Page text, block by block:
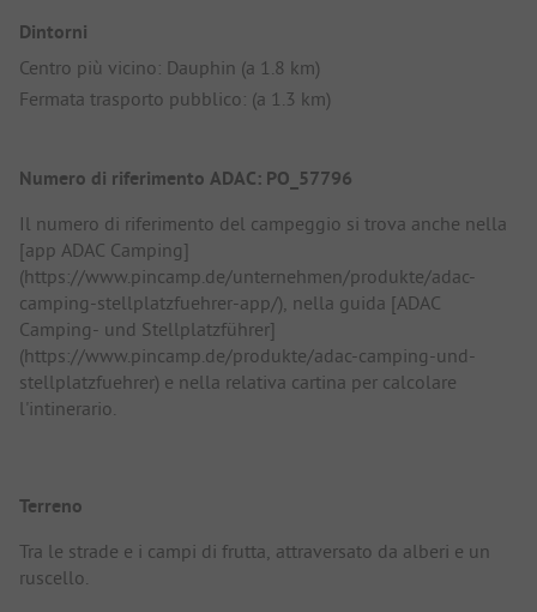
Dintorni
Centro più vicino: Dauphin (a 1.8 km)
Fermata trasporto pubblico: (a 1.3 km)
Numero di riferimento ADAC: PO_57796
Il numero di riferimento del campeggio si trova anche nella
[app ADAC Camping]
(https://www.pincamp.de/unternehmen/produkte/adac-
camping-stellplatzfuehrer-app/), nella guida [ADAC
Camping- und Stellplatzführer]
(https://www.pincamp.de/produkte/adac-camping-und-
stellplatzfuehrer) e nella relativa cartina per calcolare
l'intinerario.
Terreno
Tra le strade e i campi di frutta, attraversato da alberi e un
ruscello.